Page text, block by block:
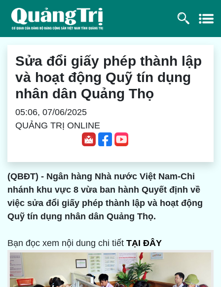
Sửa đổi giấy phép thành lập
và hoạt động Quỹ tín dụng
nhân dân Quảng Thọ
05:06, 07/06/2025
QUẢNG TRỊ ONLINE
(QBĐT) - Ngân hàng Nhà nước Việt Nam-Chi
nhánh khu vực 8 vừa ban hành Quyết định về
việc sửa đổi giấy phép thành lập và hoạt động
Quỹ tín dụng nhân dân Quảng Thọ.
Bạn đọc xem nội dung chi tiết TẠI ĐÂY